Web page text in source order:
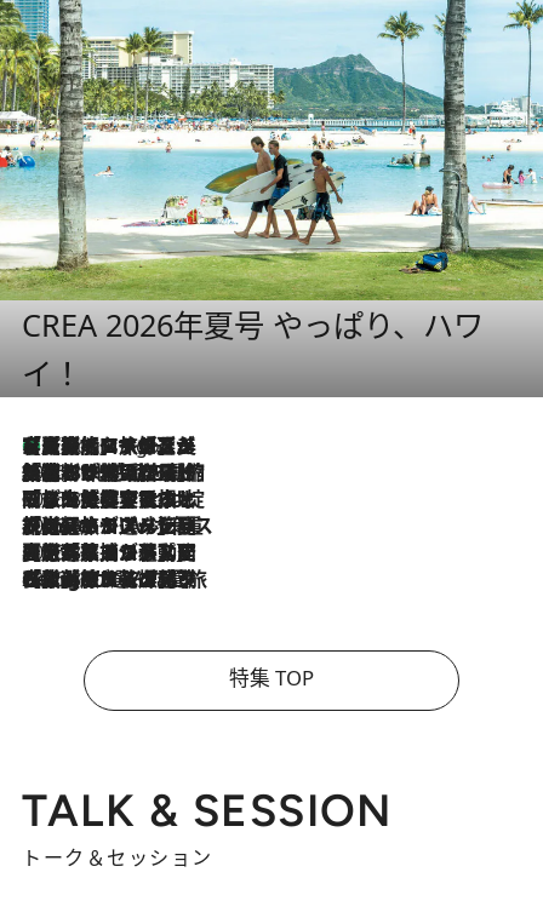
CREA 2026年夏号 やっぱり、ハワ
イ！
4 Hours Ago
【厳選旅コスメ】「多機能アイテムがメイン！」旅好き美容エディターが選んだ夏旅ベストコスメを発表【Mサイズジップ】
2026.8.6
「荷物が増えるほど旅ストレスは増す」美容ジャーナリストがたどり着いた最終結論。“化粧品を劇的に減らす”感動の凝縮美容とは
2026.8.6
「旅先には金髪ウィッグを持参」日本と同じメイクでは損してる!? 美容ジャーナリストが提案する“掟破りの旅美容”とは
2026.8.6
【厳選旅コスメ】「身軽さ＆UV対策重視！」ヘアアーティストshucoが選んだ夏旅ベストコスメを発表【Mサイズジップ】
2026.8.5
【厳選旅コスメ】国内をあちこち移動する河井菜摘が選んだ夏旅ベストコスメ発表！「リラックスアイテムはマスト」【Mサイズジップ】
2026.8.4
【厳選旅コスメ】「紫外線＆乾燥対策しながらメイク感も！」ヘア＆メイクGeorgeが選んだ夏旅ベストコスメを発表！【Mサイズジップ】
特集 TOP
TALK & SESSION
トーク＆セッション